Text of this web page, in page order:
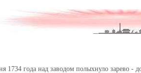
1734 года над заводом полыхнуло зарево -